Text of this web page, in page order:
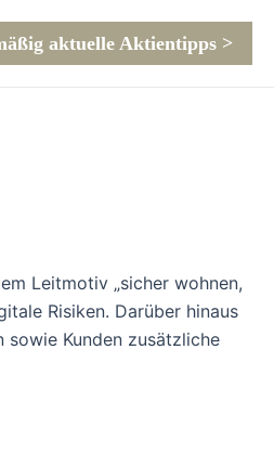
aktuelle Aktientipps >
Leitmotiv „sicher wohnen,
Risiken. Darüber hinaus
Kunden zusätzliche